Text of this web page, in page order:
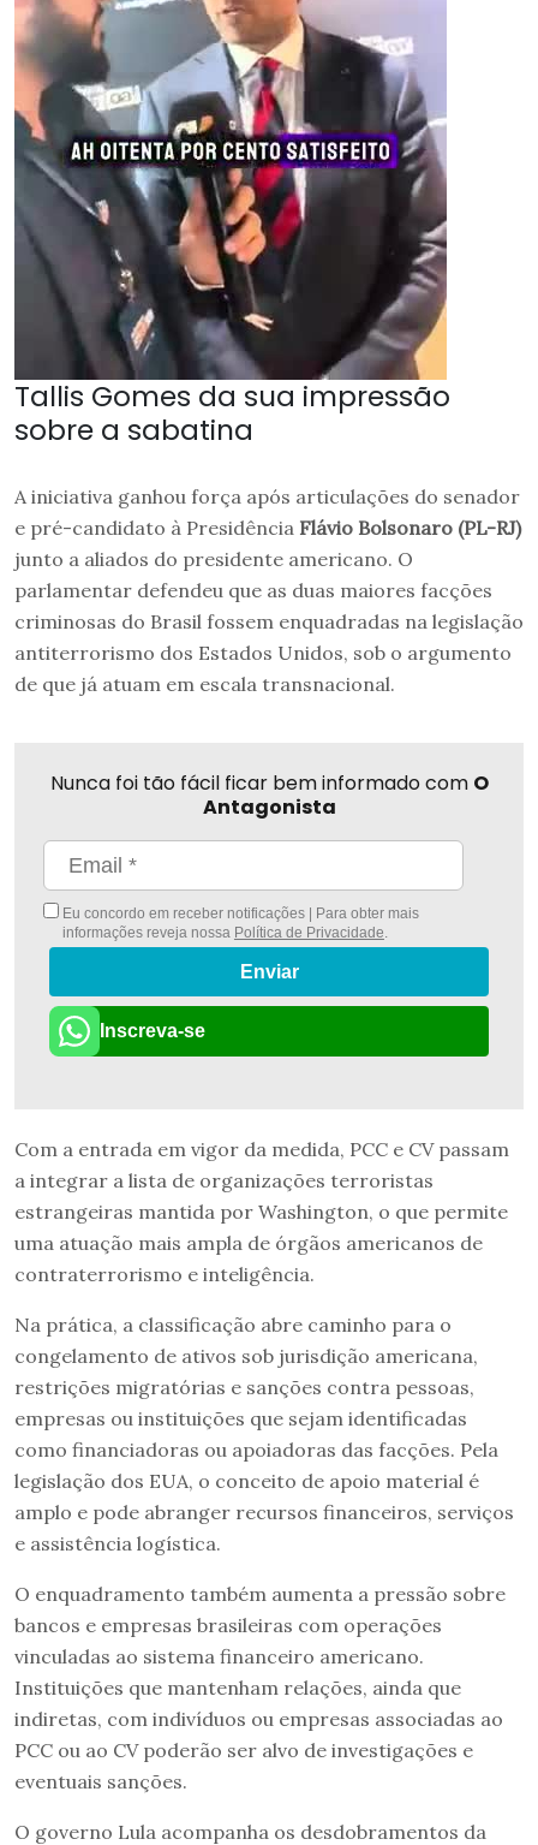
Tallis Gomes da sua impressão
sobre a sabatina
A iniciativa ganhou força após articulações do senador
e pré-candidato à Presidência Flávio Bolsonaro (PL-RJ)
junto a aliados do presidente americano. O
parlamentar defendeu que as duas maiores facções
criminosas do Brasil fossem enquadradas na legislação
antiterrorismo dos Estados Unidos, sob o argumento
de que já atuam em escala transnacional.
Nunca foi tão fácil ficar bem informado com O
Antagonista
Eu concordo em receber notificações | Para obter mais
informações reveja nossa Política de Privacidade.
Enviar
Inscreva-se
Com a entrada em vigor da medida, PCC e CV passam
a integrar a lista de organizações terroristas
estrangeiras mantida por Washington, o que permite
uma atuação mais ampla de órgãos americanos de
contraterrorismo e inteligência.
Na prática, a classificação abre caminho para o
congelamento de ativos sob jurisdição americana,
restrições migratórias e sanções contra pessoas,
empresas ou instituições que sejam identificadas
como financiadoras ou apoiadoras das facções. Pela
legislação dos EUA, o conceito de apoio material é
amplo e pode abranger recursos financeiros, serviços
e assistência logística.
O enquadramento também aumenta a pressão sobre
bancos e empresas brasileiras com operações
vinculadas ao sistema financeiro americano.
Instituições que mantenham relações, ainda que
indiretas, com indivíduos ou empresas associadas ao
PCC ou ao CV poderão ser alvo de investigações e
eventuais sanções.
O governo Lula acompanha os desdobramentos da